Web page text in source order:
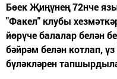
Бөек Җиңүнең 72нче
"Факел" клубы
йөрүче балалар белән
бәйрәм белән котлап,
бүләкләрен